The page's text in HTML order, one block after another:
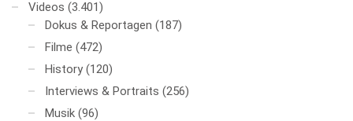
Videos (3.401)
Dokus & Reportagen (187)
Filme (472)
History (120)
Interviews & Portraits (256)
Musik (96)